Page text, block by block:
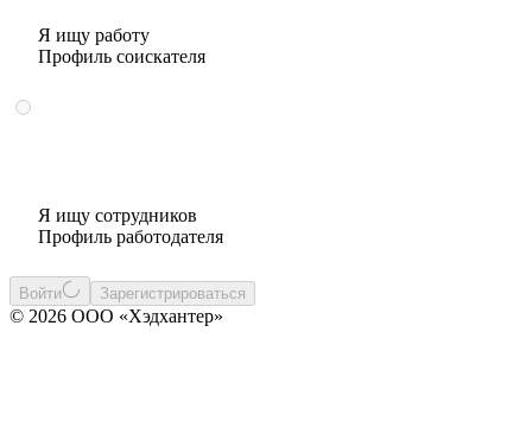
Я ищу работу
Профиль соискателя
Я ищу сотрудников
Профиль работодателя
Войти Зарегистрироваться
© 2026 ООО «Хэдхантер»